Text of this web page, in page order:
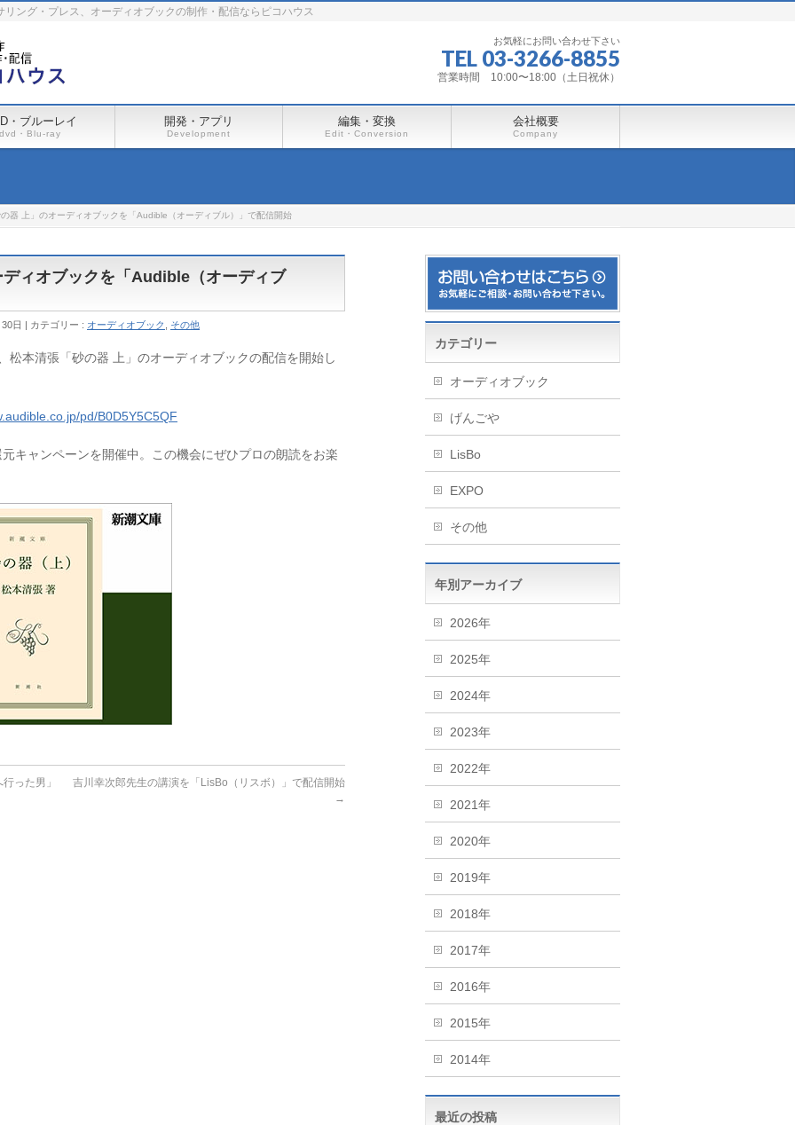
ング・プレス、オーディオブックの制作・配信ならピコハウス
お気軽にお問い合わせ下さい
TEL 03-3266-8855
営業時間 10:00〜18:00（土日祝休）
・ブルーレイ
dvd・Blu-ray
開発・アプリ
Development
編集・変換
Edit・Conversion
会社概要
Company
器 上」のオーディオブックを「Audible（オーディブル）」で配信開始
ィオブックを「Audible（オーディブ
日 カテゴリー : オーディオブック その他
松本清張「砂の器 上」のオーディオブックの配信を開始し
pd/B0D5Y5C5QF
キャンペーンを開催中。この機会にぜひプロの朗読をお楽
った男」
吉川幸次郎先生の講演を「LisBo（リスボ）」で配信開始
→
カテゴリー
オーディオブック
げんごや
LisBo
EXPO
その他
年別アーカイブ
2026年
2025年
2024年
2023年
2022年
2021年
2020年
2019年
2018年
2017年
2016年
2015年
2014年
最近の投稿